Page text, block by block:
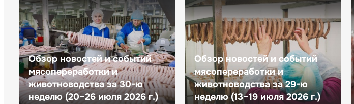
Обзор новостей и событий
мясопереработки и
животноводства за 30-ю
неделю (20–26 июля 2026 г.)
Обзор новостей и событий
мясопереработки и
животноводства за 29-ю
неделю (13–19 июля 2026 г.)